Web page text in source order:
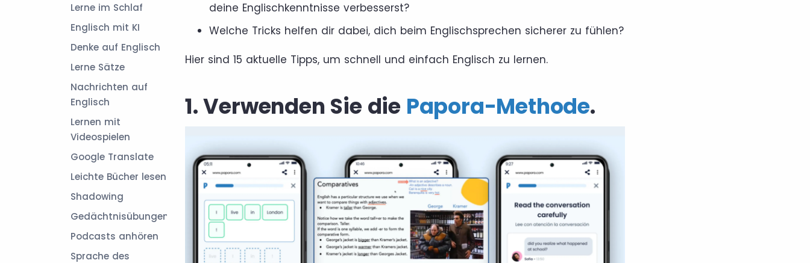
Lerne im Schlaf
Englisch mit KI
Denke auf Englisch
Lerne Sätze
Nachrichten auf
Englisch
Lernen mit
Videospielen
Google Translate
Leichte Bücher lesen
Shadowing
Gedächtnisübungen
Podcasts anhören
Sprache des
deine Englischkenntnisse verbesserst?
Welche Tricks helfen dir dabei, dich beim Englischsprechen sicherer zu fühlen?
Hier sind 15 aktuelle Tipps, um schnell und einfach Englisch zu lernen.
1. Verwenden Sie die Papora-Methode.